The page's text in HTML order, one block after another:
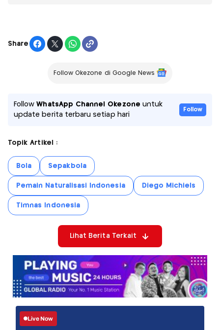
Share
Follow Okezone di Google News
FollowWhatsApp Channel Okezone untuk
update berita terbaru setiap hari
Follow
Topik Artikel :
Bola Sepakbola
Pemain Naturalisasi Indonesia Diego Michiels
Timnas Indonesia
Lihat Berita Terkait
Live Now